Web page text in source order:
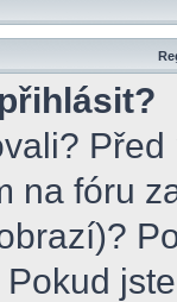
na fóru